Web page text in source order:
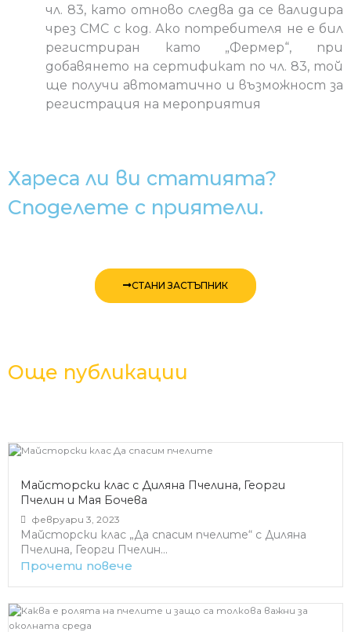
чл. 83, като отново следва да се валидира
чрез СМС с код. Ако потребителя не е бил
регистриран като „Фермер“, при
добавянето на сертификат по чл. 83, той
ще получи автоматично и възможност за
регистрация на мероприятия
Хареса ли ви статията?
Споделете с приятели.
СТАНИ ЗАСТЪПНИК
Още публикации
Майсторски клас с Диляна Пчелина, Георги
Пчелин и Мая Бочева
февруари 3, 2023
Майсторски клас „Да спасим пчелите“ с Диляна
Пчелина, Георги Пчелин...
Прочети повече